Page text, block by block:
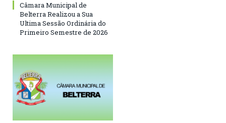
Câmara Municipal de
Belterra Realizou a Sua
Ultima Sessão Ordinária do
Primeiro Semestre de 2026